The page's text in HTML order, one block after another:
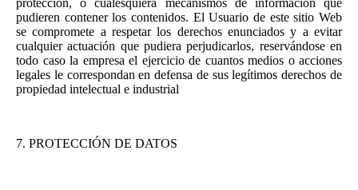
protección, o cualesquiera mecanismos de información que
pudieren contener los contenidos. El Usuario de este sitio Web
se compromete a respetar los derechos enunciados y a evitar
cualquier actuación que pudiera perjudicarlos, reservándose en
todo caso la empresa el ejercicio de cuantos medios o acciones
legales le correspondan en defensa de sus legítimos derechos de
propiedad intelectual e industrial
7. PROTECCIÓN DE DATOS